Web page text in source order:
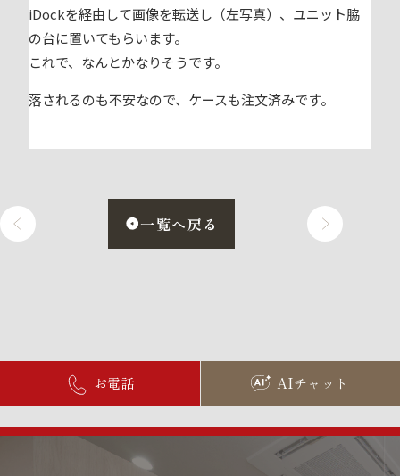
iDockを経由して画像を転送し（左写真）、ユニット脇
の台に置いてもらいます。
これで、なんとかなりそうです。
落されるのも不安なので、ケースも注文済みです。
一覧へ戻る
お電話 AIチャット